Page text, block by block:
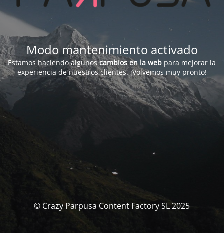
Modo mantenimiento activado
Estamos haciendo algunoscambios en la web para mejorar la
experiencia de nuestros clientes. ¡Volvemos muy pronto!
© Crazy Parpusa Content Factory SL 2025